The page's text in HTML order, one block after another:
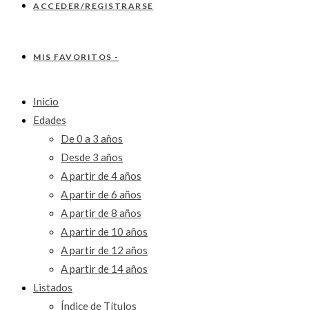
ACCEDER/REGISTRARSE
MIS FAVORITOS -
Inicio
Edades
De 0 a 3 años
Desde 3 años
A partir de 4 años
A partir de 6 años
A partir de 8 años
A partir de 10 años
A partir de 12 años
A partir de 14 años
Listados
Índice de Títulos